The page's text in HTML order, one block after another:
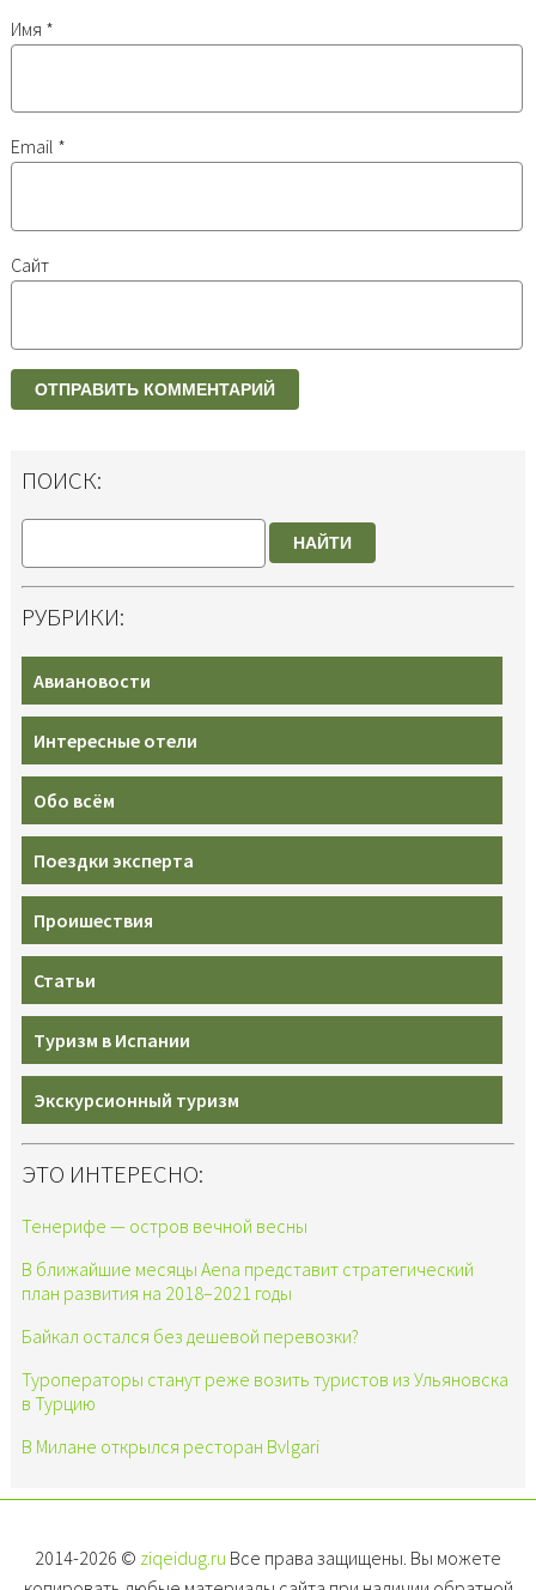
Имя *
Email *
Сайт
ПОИСК:
НАЙТИ
РУБРИКИ:
Авиановости
Интересные отели
Обо всём
Поездки эксперта
Проишествия
Статьи
Туризм в Испании
Экскурсионный туризм
ЭТО ИНТЕРЕСНО:
Тенерифе — остров вечной весны
В ближайшие месяцы Aena представит стратегический
план развития на 2018–2021 годы
Байкал остался без дешевой перевозки?
Туроператоры станут реже возить туристов из Ульяновска
в Турцию
В Милане открылся ресторан Bvlgari
2014-2026 © ziqeidug.ru Все права защищены. Вы можете